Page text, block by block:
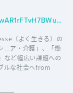
https://www.benesse.co.jp/brand/?fbclid=IwAR1rFTvH7BWuYztTTOV2-j__Hd0h-U4NF1hPgwZN_zfYnv68jHgxjoSiutk
（よく生きる）の
ニア・介護」、「働
など幅広い課題への
ルな社会へfrom